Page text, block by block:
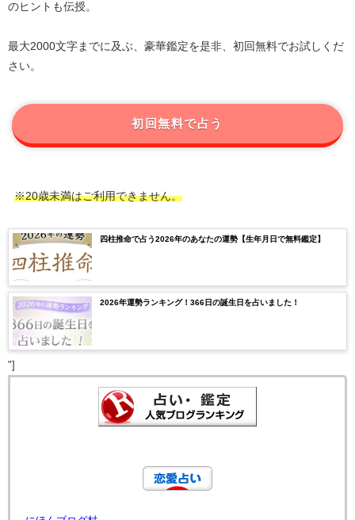
のヒントも伝授。
最大2000文字までに及ぶ、豪華鑑定を是非、初回無料でお試しくだ
さい。
初回無料で占う
※20歳未満はご利用できません。
四柱推命で占う2026年のあなたの運勢【生年月日で無料鑑定】
2026年運勢ランキング！366日の誕生日を占いました！
"]